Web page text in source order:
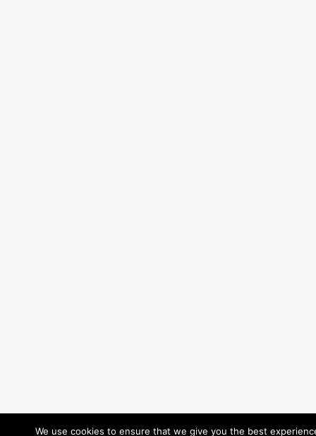
We use cookies to ensure that we give you the best